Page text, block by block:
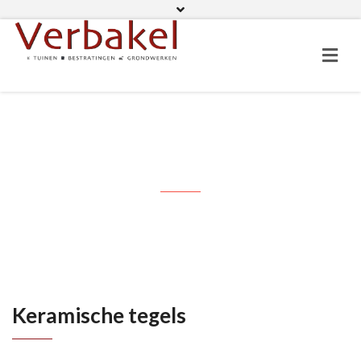
06 11 82 01 19
Keramische tegels